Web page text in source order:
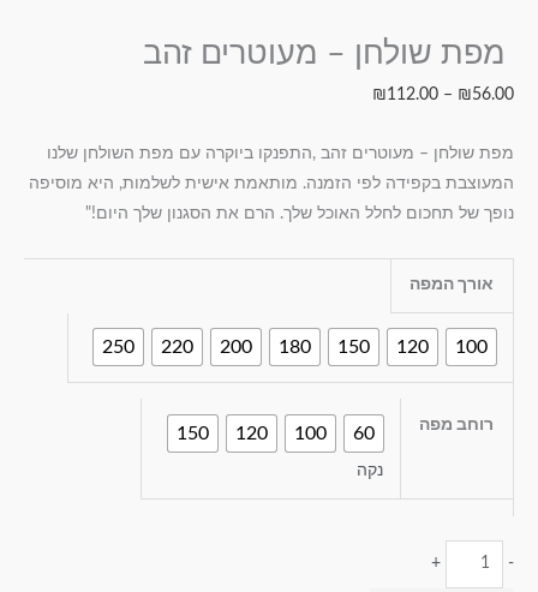
מפת שולחן – מעוטרים זהב
₪56.00
–
₪112.00
מפת שולחן – מעוטרים זהב ,התפנקו ביוקרה עם מפת השולחן שלנו
המעוצבת בקפידה לפי הזמנה. מותאמת אישית לשלמות, היא מוסיפה
נופך של תחכום לחלל האוכל שלך. הרם את הסגנון שלך היום!"
אורך המפה
100
120
150
180
200
220
250
רוחב מפה 60
100
120
150
נקה
-
+